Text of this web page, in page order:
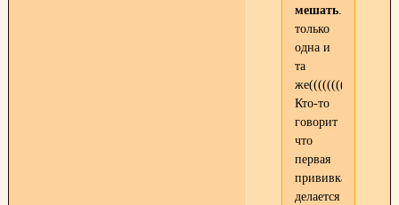
мешать.
только
одна и
та
же((((((((
Кто-то
говорит
что
первая
прививка
делается